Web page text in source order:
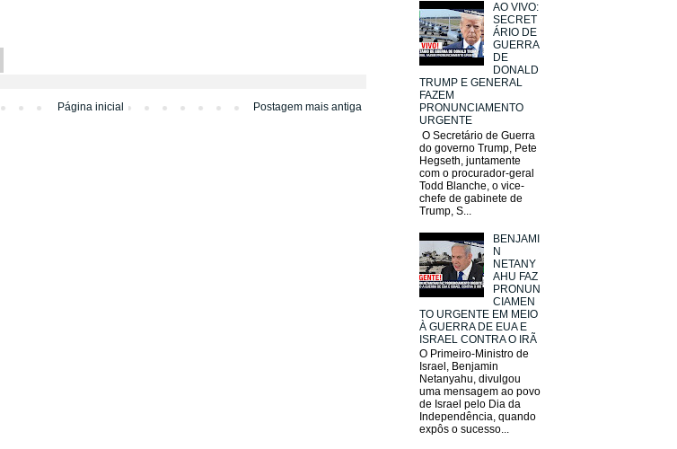
Postagem mais antiga
Página inicial
AO VIVO:
SECRET
ÁRIO DE
GUERRA
DE
DONALD
TRUMP E GENERAL
FAZEM
PRONUNCIAMENTO
URGENTE
O Secretário de Guerra
do governo Trump, Pete
Hegseth, juntamente
com o procurador-geral
Todd Blanche, o vice-
chefe de gabinete de
Trump, S...
BENJAMI
N
NETANY
AHU FAZ
PRONUN
CIAMEN
TO URGENTE EM MEIO
À GUERRA DE EUA E
ISRAEL CONTRA O IRÃ
O Primeiro-Ministro de
Israel, Benjamin
Netanyahu, divulgou
uma mensagem ao povo
de Israel pelo Dia da
Independência, quando
expôs o sucesso...